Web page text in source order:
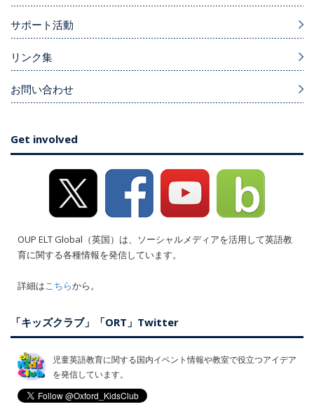
サポート活動
リンク集
お問い合わせ
Get involved
OUP ELT Global（英国）は、ソーシャルメディアを活用して英語教
育に関する各種情報を発信しています。
詳細はこちらから。
「キッズクラブ」「ORT」Twitter
児童英語教育に関する国内イベント情報や教室で役立つアイデア
を発信しています。